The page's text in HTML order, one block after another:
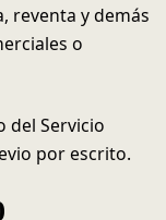
reventa y demás
o
del Servicio
por escrito.